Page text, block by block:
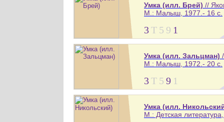
Умка (илл. Брей) //
М.: Малыш, 1977.- 16 с.
3Т 5 9 1
Умка (илл. Зальцман)
М.: Малыш, 1972.- 20 с.
3Т 5 9 1
Умка (илл.
М.: Детская